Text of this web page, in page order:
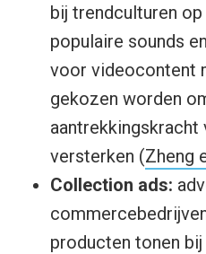
bij trendculturen
populaire sounds
voor videocontent
gekozen worden
versterken (Zheng
Collection ads:
producten tonen